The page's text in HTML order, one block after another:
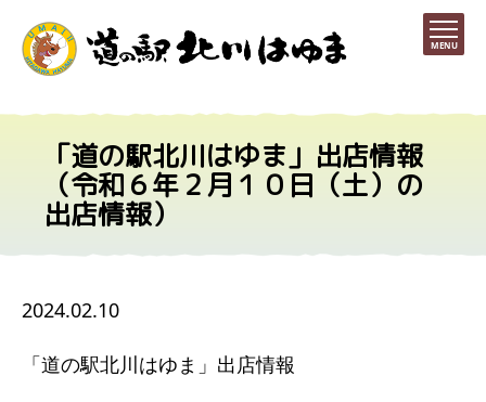
MENU
「道の駅北川はゆま」出店情報
（令和６年２月１０日（土）の
出店情報）
2024.02.10
「道の駅北川はゆま」出店情報